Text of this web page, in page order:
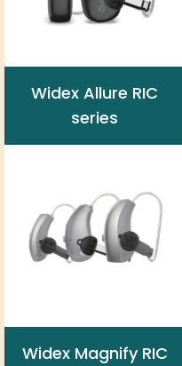
Widex Allure RIC
series
Widex Magnify RIC